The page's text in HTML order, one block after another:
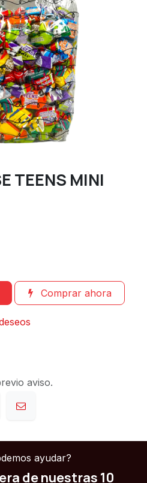
TEENS MINI
Comprar ahora
aviso.
ayudar?
de nuestras 10